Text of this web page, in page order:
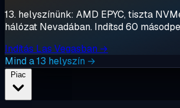
13. helyszínünk: AMD EPYC, tiszta
hálózat Nevadában. Indítsd 60
Indítás Las Vegasban →
Mind a 13 helyszín →